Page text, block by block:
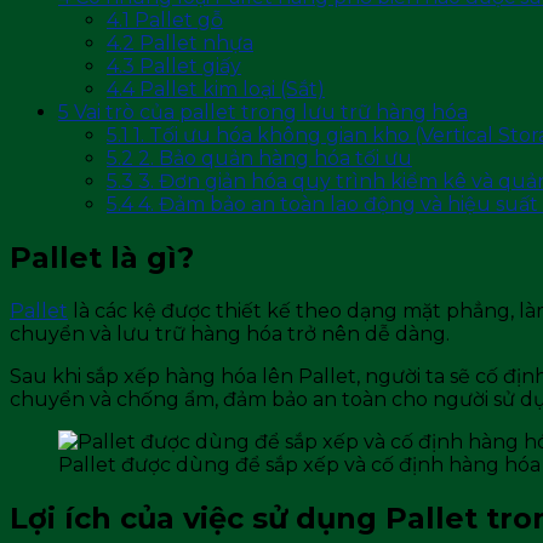
4.1 Pallet gỗ
4.2 Pallet nhựa
4.3 Pallet giấy
4.4Pallet kim loại (Sắt)
5 Vai trò của pallet trong lưu trữ hàng hóa
5.1 1. Tối ưu hóa không gian kho (Vertical
5.2 2. Bảo quản hàng hóa tối ưu
5.3 3. Đơn giản hóa quy trình kiểm kê và
5.44. Đảm bảo an toàn lao động và hiệu
Pallet là gì?
Pallet là các kệ được thiết kế theo dạng mặt phẳng,
chuyển và lưu trữ hàng hóa trở nên dễ dàng.
Sau khi sắp xếp hàng hóa lên Pallet, người ta sẽ cố
chuyển và chống ẩm, đảm bảo an toàn cho người sử
Pallet được dùng để sắp xếp và cố định hàng hóa
Lợi ích của việc sử dụng Pallet